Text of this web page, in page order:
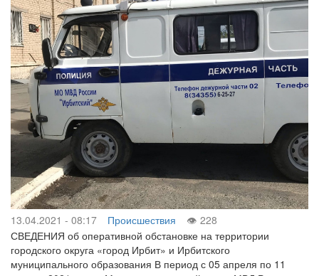
13.04.2021 - 08:17 Происшествия
228
СВЕДЕНИЯ об оперативной обстановке на территории
городского округа «город Ирбит» и Ирбитского
муниципального образования В период с 05 апреля по 11